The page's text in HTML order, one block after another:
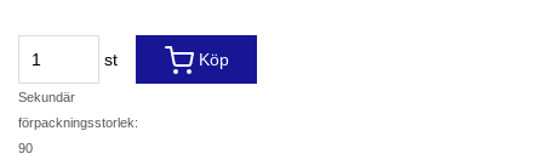
st
Sekundär
förpackningsstorlek:
90
Köp